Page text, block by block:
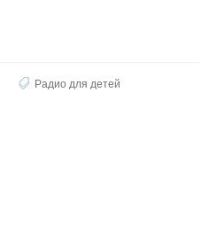
Радио для детей